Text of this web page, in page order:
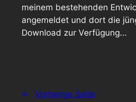
meinem bestehenden
angemeldet und dort die
Download zur Verfügung…
← Vorherige Seite